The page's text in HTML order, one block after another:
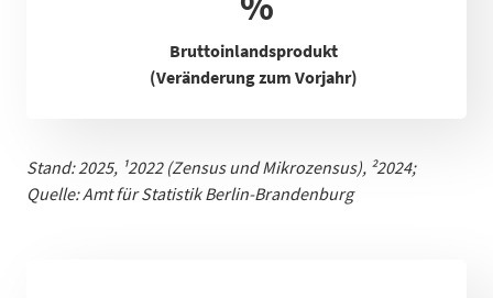
Bruttoinlandsprodukt
(Veränderung zum Vorjahr)
Stand: 2025, ¹2022 (Zensus und Mikrozensus), ²2024;
Quelle: Amt für Statistik Berlin-Brandenburg